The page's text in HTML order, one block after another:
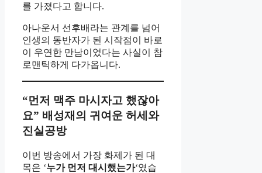
를 가졌다고 합니다.
아나운서 선후배라는 관계를 넘어
인생의 동반자가 된 시작점이 바로
이 우연한 만남이었다는 사실이 참
로맨틱하게 다가옵니다.
“먼저 맥주 마시자고 했잖아
요” 배성재의 귀여운 허세와
진실공방
이번 방송에서 가장 화제가 된 대
목은 ‘누가 먼저 대시했는가‘였습